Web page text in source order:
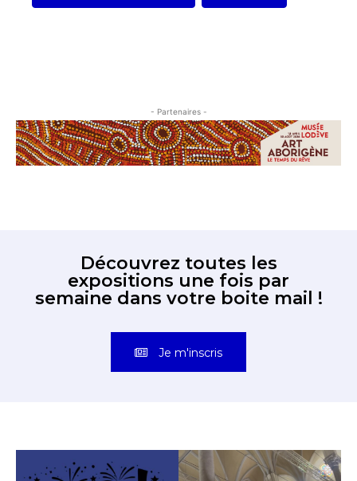
- Partenaires -
Découvrez toutes les
expositions une fois par
semaine dans votre boite mail !
Je m'inscris